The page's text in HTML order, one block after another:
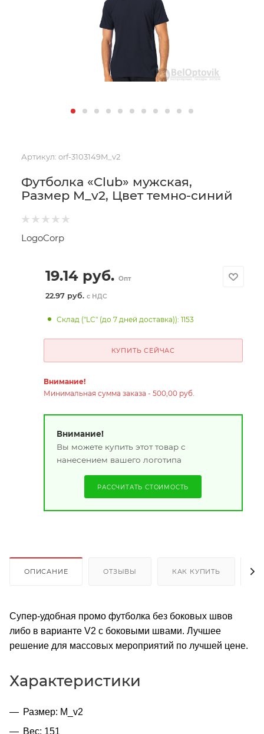
Артикул: orf-3103149M_v2
Футболка «Club» мужская,
Размер M_v2, Цвет темно-синий
LogoCorp
19.14руб. Опт
22.97 руб. с НДС
Склад ("LC" (до 7 дней доставка)): 1153
КУПИТЬ СЕЙЧАС
Внимание!
Минимальная сумма заказа - 500,00 руб.
Внимание!
Вы можете купить этот товар с
нанесением вашего логотипа
РАССЧИТАТЬ СТОИМОСТЬ
ОПИСАНИЕ ОТЗЫВЫ КАК КУПИТЬ
Супер-удобная промо футболка без боковых швов
либо в варианте V2 с боковыми швами. Лучшее
решение для массовых мероприятий по лучшей цене.
Характеристики
Размер: M_v2
Вес: 151